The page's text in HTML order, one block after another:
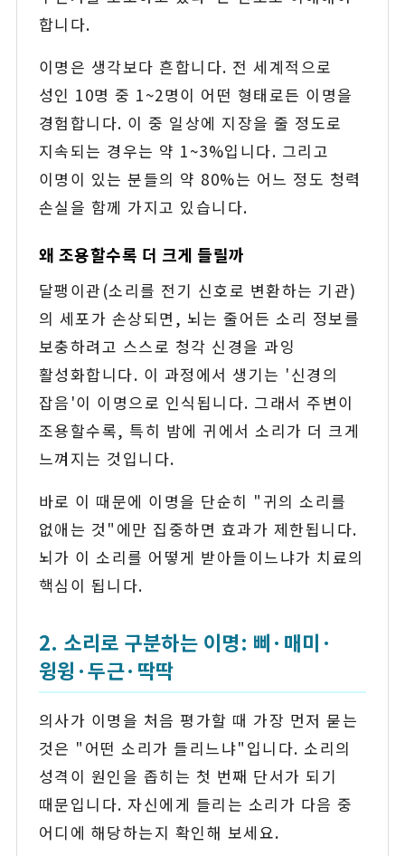
합니다.
이명은 생각보다 흔합니다. 전 세계적으로
성인 10명 중 1~2명이 어떤 형태로든 이명을
경험합니다. 이 중 일상에 지장을 줄 정도로
지속되는 경우는 약 1~3%입니다. 그리고
이명이 있는 분들의 약 80%는 어느 정도 청력
손실을 함께 가지고 있습니다.
왜 조용할수록 더 크게 들릴까
달팽이관(소리를 전기 신호로 변환하는 기관)
의 세포가 손상되면, 뇌는 줄어든 소리 정보를
보충하려고 스스로 청각 신경을 과잉
활성화합니다. 이 과정에서 생기는 '신경의
잡음'이 이명으로 인식됩니다. 그래서 주변이
조용할수록, 특히 밤에 귀에서 소리가 더 크게
느껴지는 것입니다.
바로 이 때문에 이명을 단순히 "귀의 소리를
없애는 것"에만 집중하면 효과가 제한됩니다.
뇌가 이 소리를 어떻게 받아들이느냐가 치료의
핵심이 됩니다.
2. 소리로 구분하는 이명: 삐·매미·
윙윙·두근·딱딱
의사가 이명을 처음 평가할 때 가장 먼저 묻는
것은 "어떤 소리가 들리느냐"입니다. 소리의
성격이 원인을 좁히는 첫 번째 단서가 되기
때문입니다. 자신에게 들리는 소리가 다음 중
어디에 해당하는지 확인해 보세요.